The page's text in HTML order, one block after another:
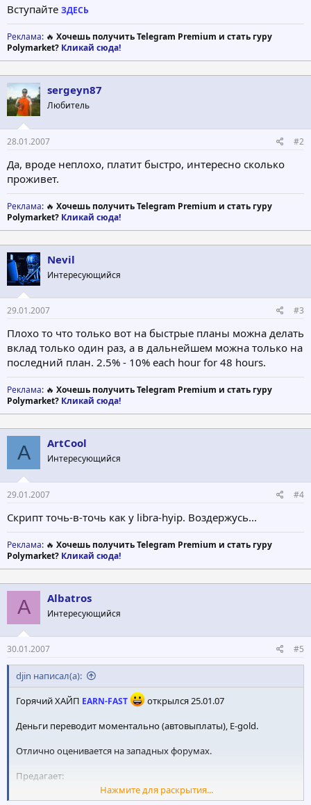
Вступайте ЗДЕСЬ
Реклама: 🔥 Хочешь получить Telegram Premium и стать гуру
Polymarket? Кликай сюда!
sergeyn87
Любитель
28.01.2007 #2
Да, вроде неплохо, платит быстро, интересно сколько
проживет.
Реклама: 🔥 Хочешь получить Telegram Premium и стать гуру
Polymarket? Кликай сюда!
Nevil
Интересующийся
29.01.2007 #3
Плохо то что только вот на быстрые планы можна делать
вклад только один раз, а в дальнейшем можна только на
последний план. 2.5% - 10% each hour for 48 hours.
Реклама: 🔥 Хочешь получить Telegram Premium и стать гуру
Polymarket? Кликай сюда!
A ArtCool
Интересующийся
29.01.2007 #4
Скрипт точь-в-точь как у libra-hyip. Воздержусь...
Реклама: 🔥 Хочешь получить Telegram Premium и стать гуру
Polymarket? Кликай сюда!
A Albatros
Интересующийся
30.01.2007 #5
djin написал(а):
Горячий ХАЙП EARN-FAST
открылся 25.01.07
Деньги переводит моментально (автовыплаты), E-gold.
Отлично оценивается на западных форумах.
Предагает:
0.85% - 1% secondly for 120 seconds,
Нажмите для раскрытия...